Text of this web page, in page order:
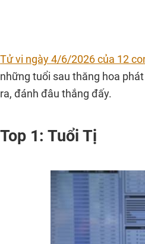
Tử vi ngày 4/6/2026 của 12
những tuổi sau thăng hoa
ra, đánh đâu thắng đấy.
Top 1: Tuổi Tị